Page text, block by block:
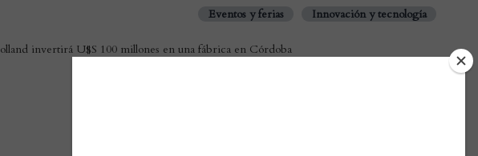
Eventos y ferias Innovación y tecnología